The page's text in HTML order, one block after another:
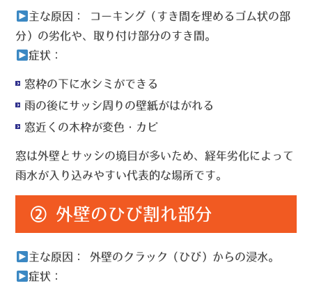
主な原因：
コーキング（すき間を埋めるゴム状の部
分）の劣化や、取り付け部分のすき間。
症状：
窓枠の下に水シミができる
雨の後にサッシ周りの壁紙がはがれる
窓近くの木枠が変色・カビ
窓は外壁とサッシの境目が多いため、経年劣化によって
雨水が入り込みやすい代表的な場所です。
② 外壁のひび割れ部分
主な原因：
外壁のクラック（ひび）からの浸水。
症状：